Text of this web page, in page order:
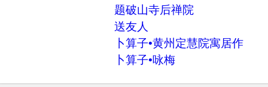
题破山寺后禅院
送友人
卜算子•黄州定慧院寓居作
卜算子•咏梅